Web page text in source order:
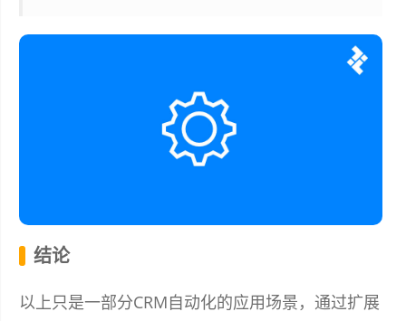
结论
以上只是一部分CRM自动化的应用场景，通过扩展